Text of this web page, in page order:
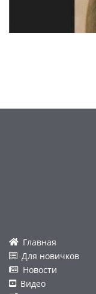
Главная
Для новичков
Новости
Видео